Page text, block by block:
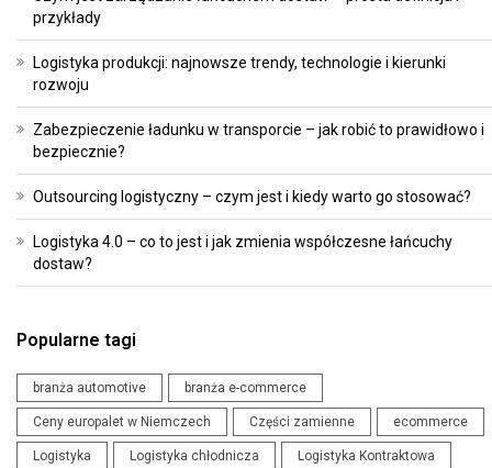
przykłady
Logistyka produkcji: najnowsze trendy, technologie i kierunki
rozwoju
Zabezpieczenie ładunku w transporcie – jak robić to prawidłowo i
bezpiecznie?
Outsourcing logistyczny – czym jest i kiedy warto go stosować?
Logistyka 4.0 – co to jest i jak zmienia współczesne łańcuchy
dostaw?
Popularne tagi
branża automotive branża e-commerce
Ceny europalet w Niemczech Części zamienne ecommerce
Logistyka Logistyka chłodnicza Logistyka Kontraktowa